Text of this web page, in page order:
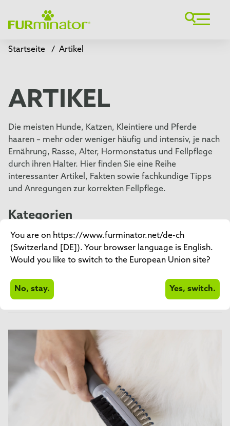
Startseite / Artikel
ARTIKEL
Die meisten Hunde, Katzen, Kleintiere und Pferde
haaren – mehr oder weniger häufig und intensiv, je nach
Ernährung, Rasse, Alter, Hormonstatus und Fellpflege
durch ihren Halter. Hier finden Sie eine Reihe
interessanter Artikel, Fakten sowie fachkundige Tipps
und Anregungen zur korrekten Fellpflege.
Kategorien
Bürsten
Enthaaren
Reinigen
You are on https://www.furminator.net/de-ch
(Switzerland [DE]). Your browser language is English.
Would you like to switch to the European Union site?
No, stay. Yes, switch.